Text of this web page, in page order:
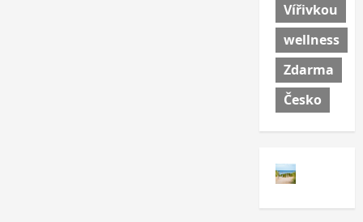
Vířivkou
wellness
Zdarma
Česko